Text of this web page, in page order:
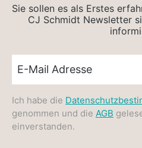
Sie sollen es als Erstes
CJ Schmidt Newsletter
Ich habe die
genommen und die AGB
einverstanden.